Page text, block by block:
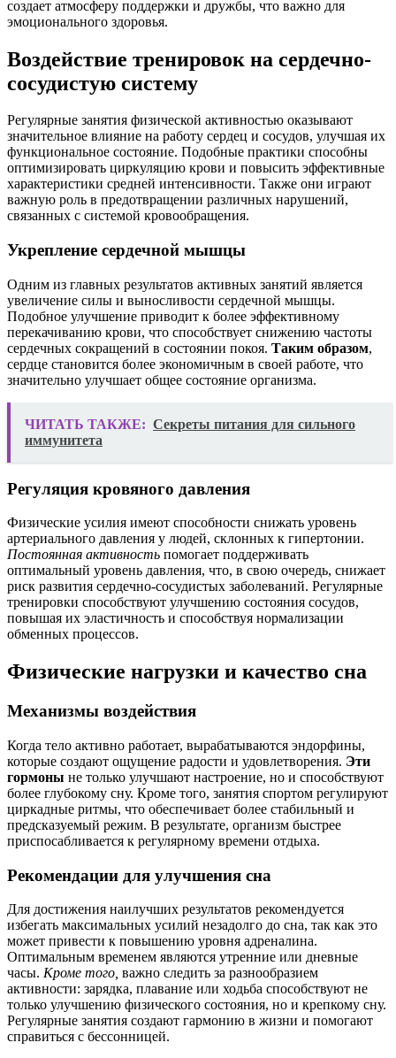
создает атмосферу поддержки и дружбы, что важно для
эмоционального здоровья.
Воздействие тренировок на сердечно-
сосудистую систему
Регулярные занятия физической активностью оказывают
значительное влияние на работу сердец и сосудов, улучшая их
функциональное состояние. Подобные практики способны
оптимизировать циркуляцию крови и повысить эффективные
характеристики средней интенсивности. Также они играют
важную роль в предотвращении различных нарушений,
связанных с системой кровообращения.
Укрепление сердечной мышцы
Одним из главных результатов активных занятий является
увеличение силы и выносливости сердечной мышцы.
Подобное улучшение приводит к более эффективному
перекачиванию крови, что способствует снижению частоты
сердечных сокращений в состоянии покоя. Таким образом,
сердце становится более экономичным в своей работе, что
значительно улучшает общее состояние организма.
ЧИТАТЬ ТАКЖЕ: Секреты питания для сильного
иммунитета
Регуляция кровяного давления
Физические усилия имеют способности снижать уровень
артериального давления у людей, склонных к гипертонии.
Постоянная активность помогает поддерживать
оптимальный уровень давления, что, в свою очередь, снижает
риск развития сердечно-сосудистых заболеваний. Регулярные
тренировки способствуют улучшению состояния сосудов,
повышая их эластичность и способствуя нормализации
обменных процессов.
Физические нагрузки и качество сна
Механизмы воздействия
Когда тело активно работает, вырабатываются эндорфины,
которые создают ощущение радости и удовлетворения. Эти
гормоны не только улучшают настроение, но и способствуют
более глубокому сну. Кроме того, занятия спортом регулируют
циркадные ритмы, что обеспечивает более стабильный и
предсказуемый режим. В результате, организм быстрее
приспосабливается к регулярному времени отдыха.
Рекомендации для улучшения сна
Для достижения наилучших результатов рекомендуется
избегать максимальных усилий незадолго до сна, так как это
может привести к повышению уровня адреналина.
Оптимальным временем являются утренние или дневные
часы. Кроме того, важно следить за разнообразием
активности: зарядка, плавание или ходьба способствуют не
только улучшению физического состояния, но и крепкому сну.
Регулярные занятия создают гармонию в жизни и помогают
справиться с бессонницей.